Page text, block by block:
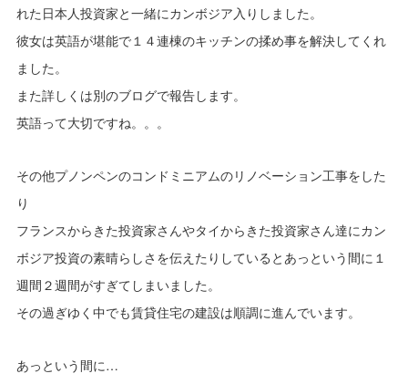
れた日本人投資家と一緒にカンボジア入りしました。
彼女は英語が堪能で１４連棟のキッチンの揉め事を解決してくれ
ました。
また詳しくは別のブログで報告します。
英語って大切ですね。。。
その他プノンペンのコンドミニアムのリノベーション工事をした
り
フランスからきた投資家さんやタイからきた投資家さん達にカン
ボジア投資の素晴らしさを伝えたりしているとあっという間に１
週間２週間がすぎてしまいました。
その過ぎゆく中でも賃貸住宅の建設は順調に進んでいます。
あっという間に…